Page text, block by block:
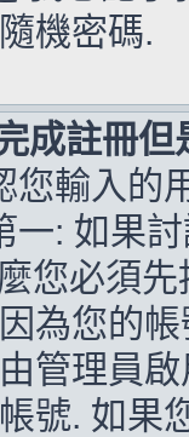
機密碼.
成註冊但
您輸入的
一: 如果
您必須
為您的
管理員
號. 如果